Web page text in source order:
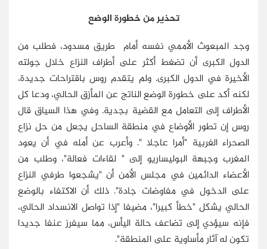
تحذير من خطورة الوضع
وجد المبعوث الأممي نفسه أمام طريق مسدود، فطلب من
الدول الكبرى أن تضغط أكثر على أطراف النزاع خلال جولته
الأخيرة في الدول الكبرى. ولم يتقدم روس باقتراحات جديدة،
لكنه أكد على خطورة الوضع الناتج عن المأزق الحالي، ودعا كل
الأطراف إلى التعامل مع القضية بجدية. وفي هذا السياق قال
روس إن تطور الأوضاع في منطقة الساحل يجعل من حل نزاع
الصحراء الغربية "أمرا عاجلا ". وأعرب عن أمله في أن يعود
المغرب وجبهة البوليساريو إلى " لقاءات فعالة"، وطلب من
الأعضاء الدائمين في مجلس الأمن أن "يشجعوا طرفي النزاع
على الدخول في مفاوضات جادة". ذلك أن الاكتفاء بالوضع
الحالي يشكل "خطأ كبيرا"، مضيفا "إذا تواصل الانسداد الحالي،
فإنه سيؤدي إلى تضاعف حالة اليأس، مما سيفرز عنفا جديدا
تكون له آثار مأساوية على المنطقة".